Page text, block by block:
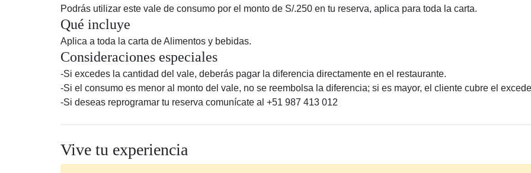
Podrás utilizar este vale de consumo por el monto de S/.250 en tu reserva, aplica para toda la carta.
Qué incluye
Aplica a toda la carta de Alimentos y bebidas.
Consideraciones especiales
-Si excedes la cantidad del vale, deberás pagar la diferencia directamente en el restaurante.
-Si el consumo es menor al monto del vale, no se reembolsa la diferencia; si es mayor, el cliente cubre el
-Si deseas reprogramar tu reserva comunícate al +51 987 413 012
Vive tu experiencia